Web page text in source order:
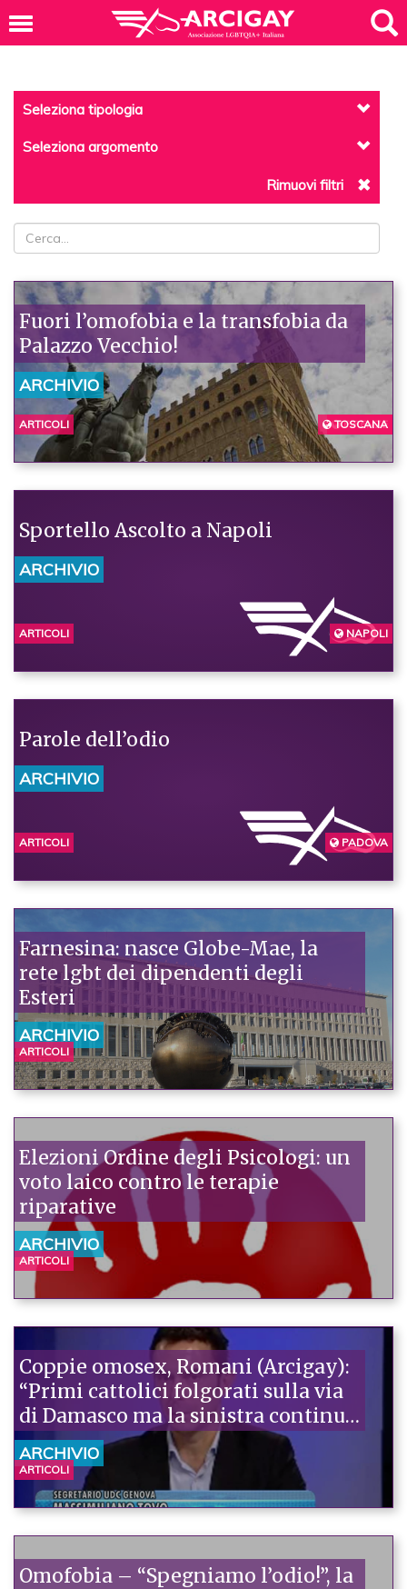
Seleziona tipologia
Seleziona argomento
Rimuovi filtri
Fuori l’omofobia e la transfobia da
Palazzo Vecchio!
ARCHIVIO
ARTICOLI FIRENZE
TOSCANA
Sportello Ascolto a Napoli
ARCHIVIO
ARTICOLI NAPOLI
Parole dell’odio
ARCHIVIO
ARTICOLI PADOVA
Farnesina: nasce Globe-Mae, la
rete lgbt dei dipendenti degli
Esteri
ARCHIVIO
ARTICOLI
Elezioni Ordine degli Psicologi: un
voto laico contro le terapie
riparative
ARCHIVIO
ARTICOLI
Coppie omosex, Romani (Arcigay):
“Primi cattolici folgorati sulla via
di Damasco ma la sinistra continua
ad arretrare”
ARCHIVIO
ARTICOLI
Omofobia – “Spegniamo l’odio!”, la